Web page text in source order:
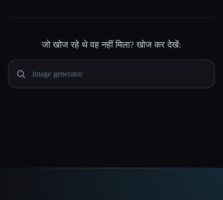
जो खोज रहे थे वह नहीं मिला? खोज कर देखें: